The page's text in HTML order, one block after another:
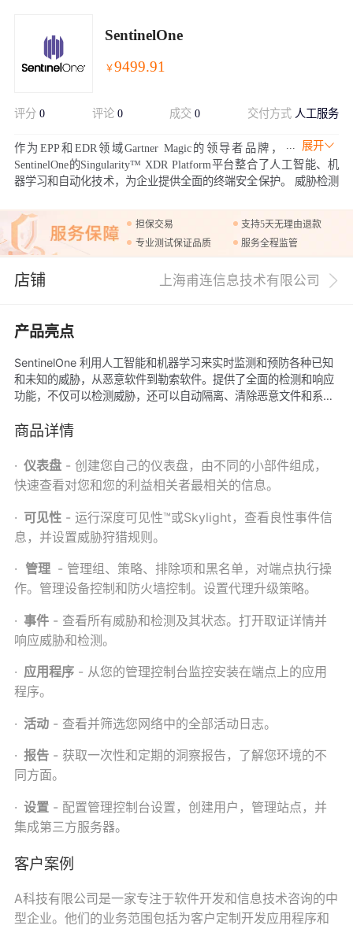
SentinelOne
￥9499.91
评分 0 评论 0 成交0 交付方式 人工服务
展开
作为EPP和EDR领域Gartner Magic的领导者品牌，
SentinelOne的Singularity™ XDR Platform平台整合了人工智能、机
器学习和自动化技术，为企业提供全面的终端安全保护。 威胁检测
台、支持多种操作系统和安全合规
担保交易
支持5天无理由退款
专业测试保证品质
服务全程监管
店铺 上海甫连信息技术有限公司
产品亮点
SentinelOne 利用人工智能和机器学习来实时监测和预防各种已知
和未知的威胁，从恶意软件到勒索软件。提供了全面的检测和响应
功能，不仅可以检测威胁，还可以自动隔离、清除恶意文件和系统
备，确保整个攻击面都得到保护。提供云管理平台，帮助管理员集
支持多种操作系统，包括 Windows、macOS 和 Linux，使其适用
于各种终端设备。SentinelOne 的解决方案有助于企业满足各种安
全合规性要求，包括GDPR、HIPAA等。 详细的报告和威胁情报：
SentinelOne 提供详细的报告和威胁情报，帮助组织更好地了解其
安全环境，以制定更有效的安全策略。 全天候技术支持：
SentinelOne 提供全天候的技术支持，以帮助客户解决任何安全问
题。
商品详情
· 仪表盘- 创建您自己的仪表盘，由不同的小部件组成，
快速查看对您和您的利益相关者最相关的信息。
· 可见性- 运行深度可见性™或Skylight，查看良性事件信
息，并设置威胁狩猎规则。
· 管理 - 管理组、策略、排除项和黑名单，对端点执行操
作。管理设备控制和防火墙控制。设置代理升级策略。
· 事件- 查看所有威胁和检测及其状态。打开取证详情并
响应威胁和检测。
· 应用程序- 从您的管理控制台监控安装在端点上的应用
程序。
· 活动- 查看并筛选您网络中的全部活动日志。
· 报告- 获取一次性和定期的洞察报告，了解您环境的不
同方面。
· 设置- 配置管理控制台设置，创建用户，管理站点，并
集成第三方服务器。
客户案例
A科技有限公司是一家专注于软件开发和信息技术咨询的中
型企业。他们的业务范围包括为客户定制开发应用程序和